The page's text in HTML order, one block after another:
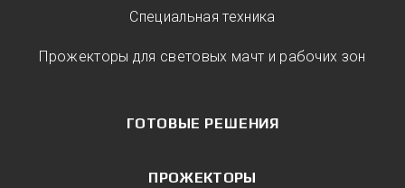
Специальная техника
Прожекторы для световых мачт и рабочих зон
ГОТОВЫЕ РЕШЕНИЯ
ПРОЖЕКТОРЫ